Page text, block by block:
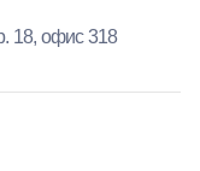
18, офис 318